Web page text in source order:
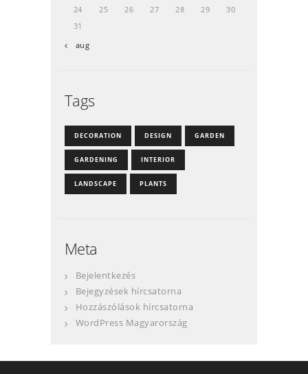
24
25 26 27 28 29
30
31
« aug
Tags
DECORATION DESIGN GARDEN
GARDENING INTERIOR
LANDSCAPE PLANTS
Meta
Bejelentkezés
Bejegyzések hírcsatorna
Hozzászólások hírcsatorna
WordPress Magyarország